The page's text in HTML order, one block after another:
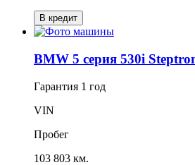
В кредит
BMW 5 серия 530i
Гарантия 1 год
VIN
Пробег
103 803 км.